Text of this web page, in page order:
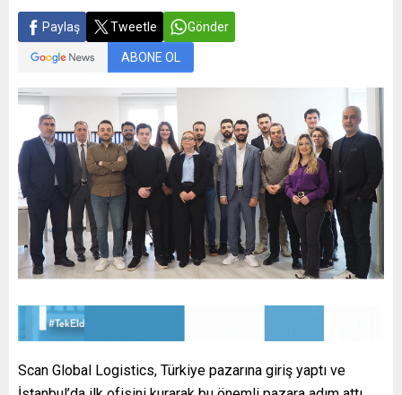
Paylaş Tweetle Gönder
ABONE OL
Scan Global Logistics, Türkiye pazarına giriş yaptı ve